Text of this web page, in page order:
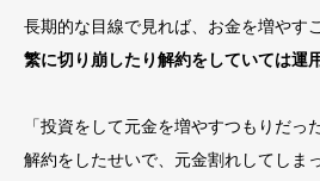
長期的な目線で見れば、お金を増やす
繁に切り崩したり解約をしていては運
「投資をして元金を増やすつもりだっ
解約をしたせいで、元金割れしてしま